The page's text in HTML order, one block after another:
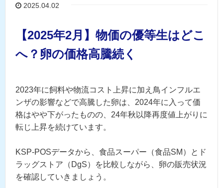
2025.04.02
【2025年2月】物価の優等生はどこ
へ？卵の価格高騰続く
2023年に飼料や物流コスト上昇に加え鳥インフルエ
ンザの影響などで高騰した卵は、2024年に入って価
格はやや下がったものの、24年秋以降再度値上がりに
転じ上昇を続けています。
KSP-POSデータから、食品スーパー（食品SM）とド
ラッグストア（DgS）を比較しながら、卵の販売状況
を確認していきましょう。